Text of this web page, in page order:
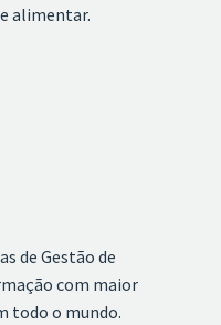
alimentar.
de Gestão de
com maior
todo o mundo.